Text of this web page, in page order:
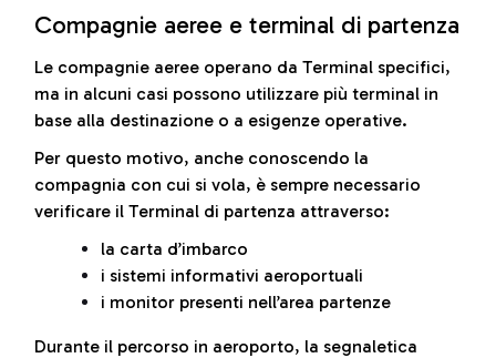
Compagnie aeree e terminal di partenza
Le compagnie aeree operano da Terminal specifici,
ma in alcuni casi possono utilizzare più terminal in
base alla destinazione o a esigenze operative.
Per questo motivo, anche conoscendo la
compagnia con cui si vola, è sempre necessario
verificare il Terminal di partenza attraverso:
la carta d’imbarco
i sistemi informativi aeroportuali
i monitor presenti nell’area partenze
Durante il percorso in aeroporto, la segnaletica